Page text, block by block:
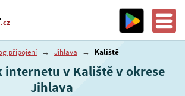
.cz
připojení → Jihlava → Kaliště
internetu v Kaliště v okrese
Jihlava